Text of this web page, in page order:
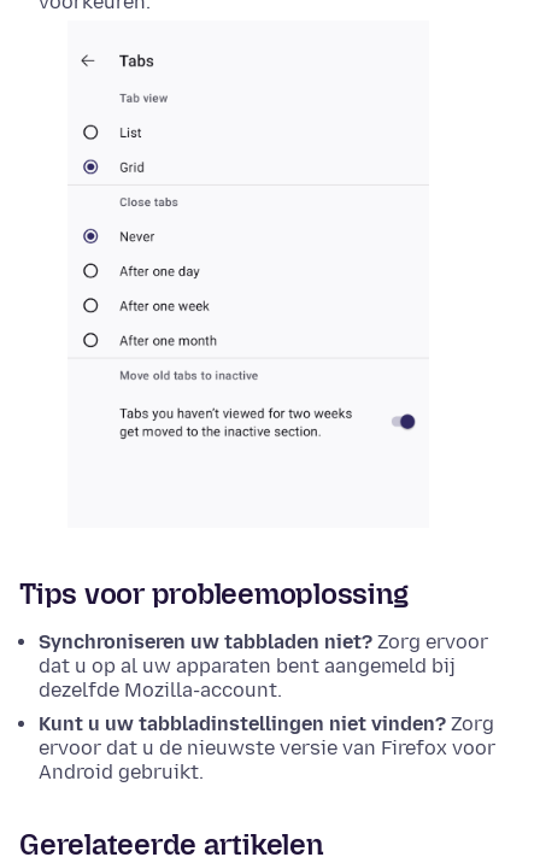
Tips voor probleemoplossing
Synchroniseren uw tabbladen niet? Zorg ervoor
dat u op al uw apparaten bent aangemeld bij
dezelfde Mozilla-account.
Kunt u uw tabbladinstellingen niet vinden? Zorg
ervoor dat u de nieuwste versie van Firefox voor
Android gebruikt.
Gerelateerde artikelen